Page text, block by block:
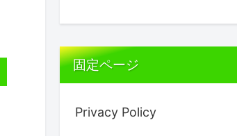
固定ページ
Privacy Policy